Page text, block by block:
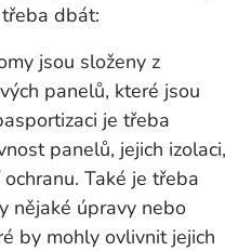
dbát:
jsou složeny z
panelů, které jsou
je třeba
panelů, jejich izolaci,
Také je třeba
nějaké úpravy nebo
by mohly ovlivnit jejich